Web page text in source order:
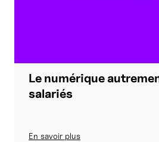
Le numérique
salariés
En savoir plus